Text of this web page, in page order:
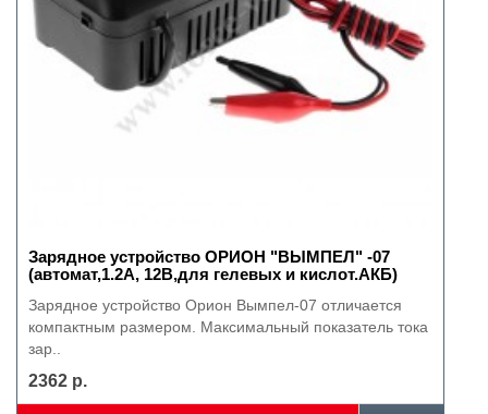
Зарядное устройство ОРИОН "ВЫМПЕЛ" -07
(автомат,1.2А, 12В,для гелевых и кислот.АКБ)
Зарядное устройство Орион Вымпел-07 отличается
компактным размером. Максимальный показатель тока
зар..
2362 р.